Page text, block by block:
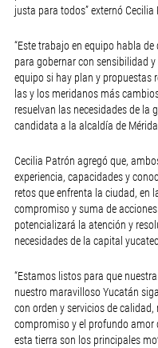
justa para todos” externó Cecilia
“Este trabajo en equipo habla
para gobernar con sensibilidad
equipo si hay plan y propuestas
las y los meridanos más
resuelvan las necesidades de la
candidata a la alcaldía de Mérida.
Cecilia Patrón agregó que,
experiencia, capacidades y
retos que enfrenta la ciudad, en
compromiso y suma de
potencializará la atención y
necesidades de la capital
“Estamos listos para que
nuestro maravilloso Yucatán
con orden y servicios de calidad,
compromiso y el profundo amor
esta tierra son los principales